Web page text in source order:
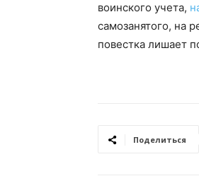
воинского учета,
самозанятого, на
повестка лишает
Поделиться